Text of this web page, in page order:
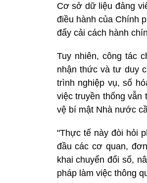
Cơ sở dữ liệu đảng
điều hành của Chính
đẩy cải cách hành
Tuy nhiên, công tác
nhận thức và tư duy
trình nghiệp vụ, số
việc truyền thống vẫn
vệ bí mật Nhà nước
"Thực tế này đòi hỏi
đầu các cơ quan,
khai chuyển đổi số,
pháp làm việc thông